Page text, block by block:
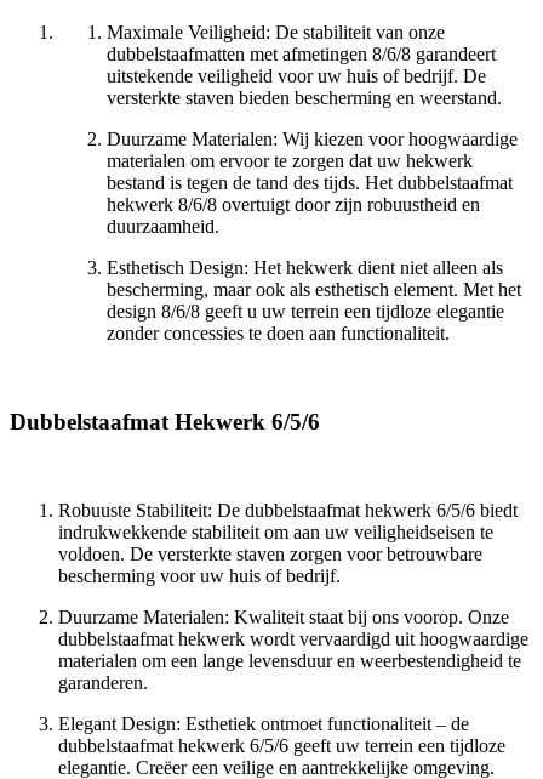
Maximale Veiligheid: De stabiliteit van onze
dubbelstaafmatten met afmetingen 8/6/8 garandeert
uitstekende veiligheid voor uw huis of bedrijf. De
versterkte staven bieden bescherming en weerstand.
Duurzame Materialen: Wij kiezen voor hoogwaardige
materialen om ervoor te zorgen dat uw hekwerk
bestand is tegen de tand des tijds. Het dubbelstaafmat
hekwerk 8/6/8 overtuigt door zijn robuustheid en
duurzaamheid.
Esthetisch Design: Het hekwerk dient niet alleen als
bescherming, maar ook als esthetisch element. Met het
design 8/6/8 geeft u uw terrein een tijdloze elegantie
zonder concessies te doen aan functionaliteit.
Dubbelstaafmat Hekwerk 6/5/6
Robuuste Stabiliteit: De dubbelstaafmat hekwerk 6/5/6 biedt
indrukwekkende stabiliteit om aan uw veiligheidseisen te
voldoen. De versterkte staven zorgen voor betrouwbare
bescherming voor uw huis of bedrijf.
Duurzame Materialen: Kwaliteit staat bij ons voorop. Onze
dubbelstaafmat hekwerk wordt vervaardigd uit hoogwaardige
materialen om een lange levensduur en weerbestendigheid te
garanderen.
Elegant Design: Esthetiek ontmoet functionaliteit – de
dubbelstaafmat hekwerk 6/5/6 geeft uw terrein een tijdloze
elegantie. Creëer een veilige en aantrekkelijke omgeving.